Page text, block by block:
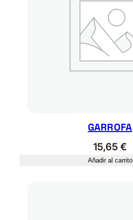
GARROFA
15,65 €
Añadir al carrito